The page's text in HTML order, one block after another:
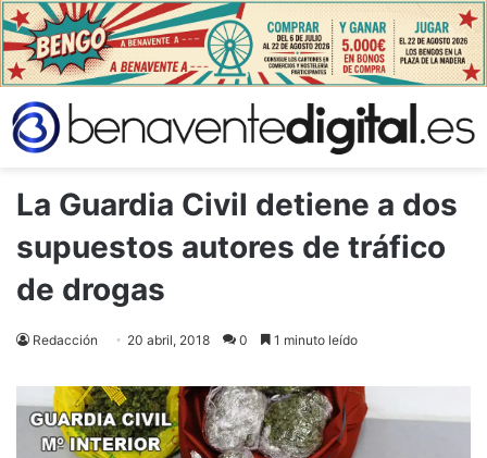
La Guardia Civil detiene a dos
supuestos autores de tráfico
de drogas
Redacción 20 abril, 2018 0 1 minuto leído